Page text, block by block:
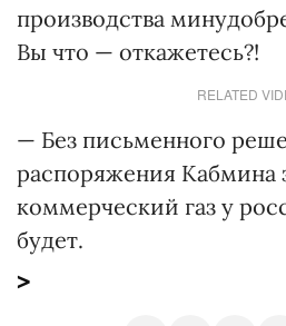
производства
Вы что — откажетесь?!
RELATED
— Без письменного
распоряжения Кабмина
коммерческий газ у
будет.
>